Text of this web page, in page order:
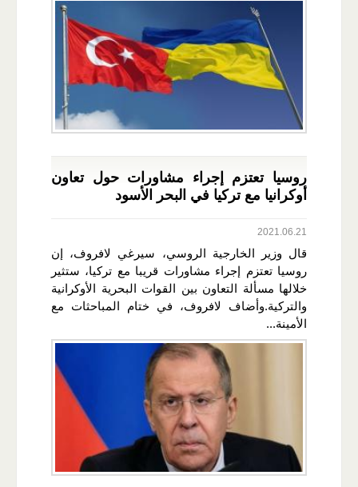
روسيا تعتزم إجراء مشاورات حول تعاون
أوكرانيا مع تركيا في البحر الأسود
2021.06.21
قال وزير الخارجية الروسي، سيرغي لافروف، إن
روسيا تعتزم إجراء مشاورات قريبا مع تركيا، ستثير
خلالها مسألة التعاون بين القوات البحرية الأوكرانية
والتركية.وأضاف لافروف، في ختام المباحثات مع
الأمينة...